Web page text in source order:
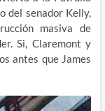
del senador Kelly,
masiva de
Si, Claremont y
antes que James